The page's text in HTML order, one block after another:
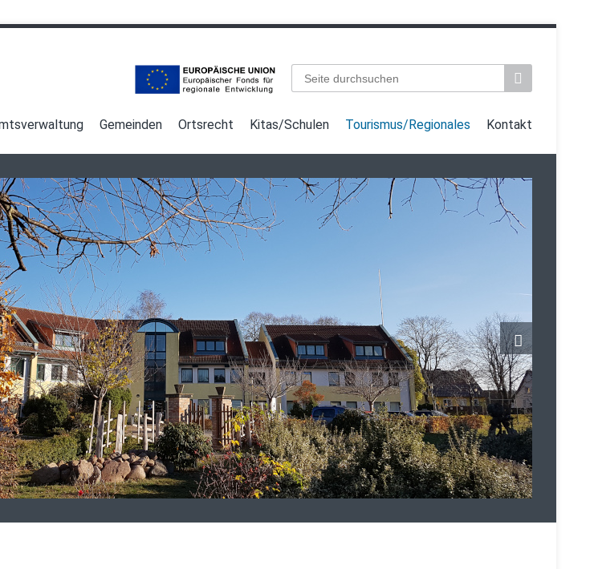
Suchbegriffe
Gemeinden Ortsrecht Kitas/Schulen Tourismus/Regionales Kontakt